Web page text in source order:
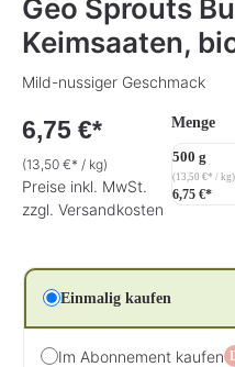
Geo Sprouts
Keimsaaten,
Mild-nussiger Geschmack
6,75 €*
(13,50 €* / kg)
Preise inkl. MwSt.
zzgl. Versandkosten
Menge
500 g
(13,50 €* / kg)
6,75 €*
Einmalig kaufen
Im Abonnement kaufen